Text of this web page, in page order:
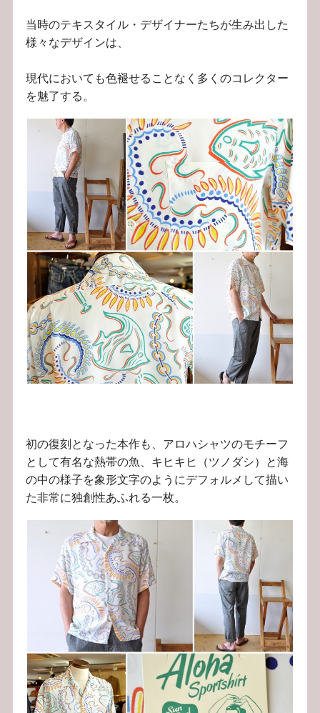
当時のテキスタイル・デザイナーたちが生み出した
様々なデザインは、
現代においても色褪せることなく多くのコレクター
を魅了する。
初の復刻となった本作も、アロハシャツのモチーフ
として有名な熱帯の魚、キヒキヒ（ツノダシ）と海
の中の様子を象形文字のようにデフォルメして描い
た非常に独創性あふれる一枚。